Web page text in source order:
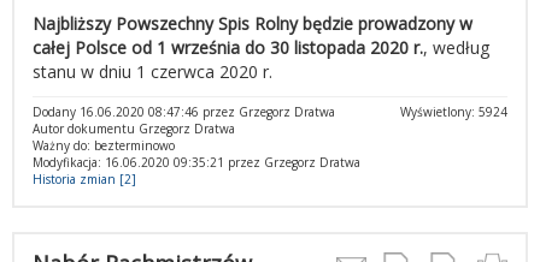
Najbliższy Powszechny Spis Rolny będzie prowadzony w
całej Polsce od 1 września do 30 listopada 2020 r., według
stanu w dniu 1 czerwca 2020 r.
Wyświetlony: 5924
Dodany 16.06.2020 08:47:46 przez Grzegorz Dratwa
Autor dokumentu Grzegorz Dratwa
Ważny do: bezterminowo
Modyfikacja: 16.06.2020 09:35:21 przez Grzegorz Dratwa
Historia zmian [2]